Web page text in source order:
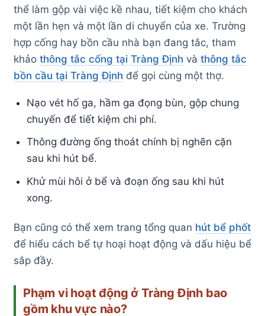
thể làm gộp vài việc kề nhau, tiết kiệm cho khách
một lần hẹn và một lần di chuyển của xe. Trường
hợp cống hay bồn cầu nhà bạn đang tắc, tham
khảo thông tắc cống tại Tràng Định và thông tắc
bồn cầu tại Tràng Định để gọi cùng một thợ.
Nạo vét hố ga, hầm ga đọng bùn, gộp chung
chuyến để tiết kiệm chi phí.
Thông đường ống thoát chính bị nghẽn cặn
sau khi hút bể.
Khử mùi hôi ở bể và đoạn ống sau khi hút
xong.
Bạn cũng có thể xem trang tổng quan hút bể phốt
để hiểu cách bể tự hoại hoạt động và dấu hiệu bể
sắp đầy.
Phạm vi hoạt động ở Tràng Định bao
gồm khu vực nào?